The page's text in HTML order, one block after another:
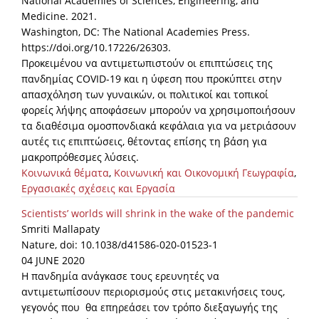
Medicine. 2021.
Washington, DC: The National Academies Press.
https://doi.org/10.17226/26303.
Προκειμένου να αντιμετωπιστούν οι επιπτώσεις της
πανδημίας COVID-19 και η ύφεση που προκύπτει στην
απασχόληση των γυναικών, οι πολιτικοί και τοπικοί
φορείς λήψης αποφάσεων μπορούν να χρησιμοποιήσουν
τα διαθέσιμα ομοσπονδιακά κεφάλαια για να μετριάσουν
αυτές τις επιπτώσεις, θέτοντας επίσης τη βάση για
μακροπρόθεσμες λύσεις.
Κοινωνικά θέματα, Κοινωνική και Οικονομική Γεωγραφία,
Εργασιακές σχέσεις και Εργασία
Scientists’ worlds will shrink in the wake of the pandemic
Smriti Mallapaty
Nature, doi: 10.1038/d41586-020-01523-1
04 JUNE 2020
Η πανδημία ανάγκασε τους ερευνητές να
αντιμετωπίσουν περιορισμούς στις μετακινήσεις τους,
γεγονός που θα επηρεάσει τον τρόπο διεξαγωγής της